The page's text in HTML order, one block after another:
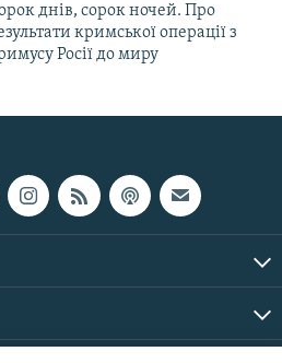
днів, сорок ночей. Про
кримської операції з
Росії до миру